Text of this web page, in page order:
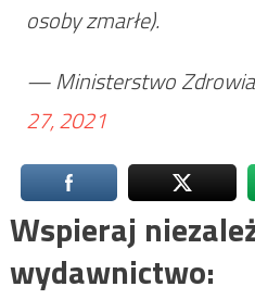
osoby zmarłe).
— Ministerstwo
27, 2021
Wspieraj
wydawnictwo: